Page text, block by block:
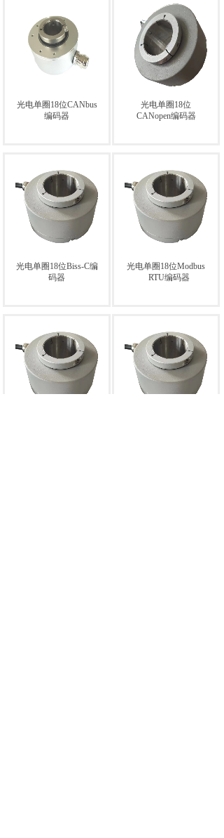
光电单圈18位CANbus
编码器
光电单圈18位
CANopen编码器
光电单圈18位Biss-C编
码器
光电单圈18位Modbus
RTU编码器